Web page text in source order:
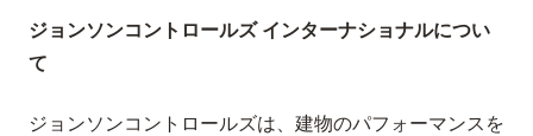
ジョンソンコントロールズ インターナショナルについ
て
ジョンソンコントロールズは、建物のパフォーマンスを